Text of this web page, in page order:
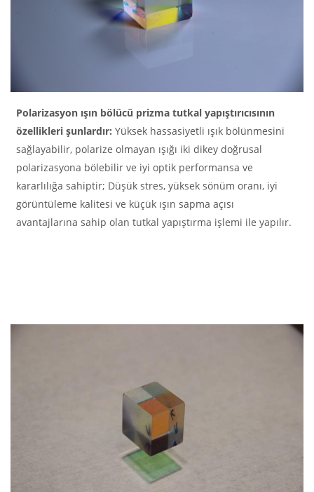
Polarizasyon ışın bölücü prizma tutkal yapıştırıcısının
özellikleri şunlardır: Yüksek hassasiyetli ışık bölünmesini
sağlayabilir, polarize olmayan ışığı iki dikey doğrusal
polarizasyona bölebilir ve iyi optik performansa ve
kararlılığa sahiptir; Düşük stres, yüksek sönüm oranı, iyi
görüntüleme kalitesi ve küçük ışın sapma açısı
avantajlarına sahip olan tutkal yapıştırma işlemi ile yapılır.